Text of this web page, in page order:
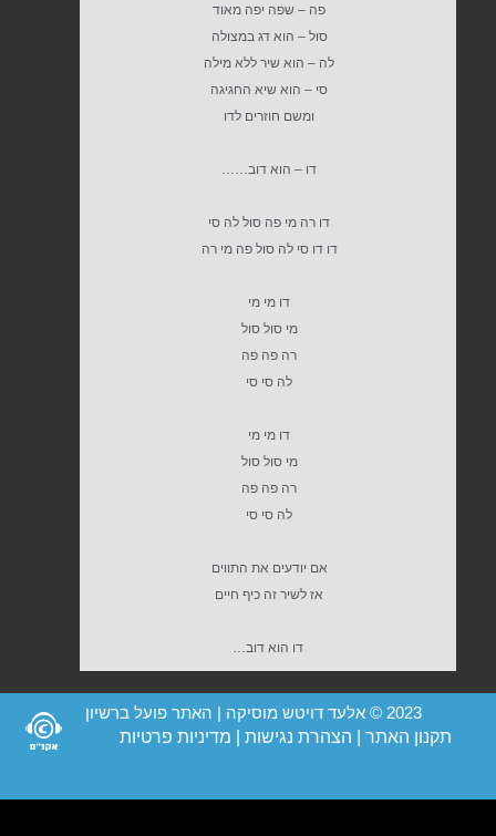
פה – שפה יפה מאוד
סול – הוא דג במצולה
לה – הוא שיר ללא מילה
סי – הוא שיא החגיגה
ומשם חוזרים לדו
דו – הוא דוב……
דו רה מי פה סול לה סי
דו דו סי לה סול פה מי רה
דו מי מי
מי סול סול
רה פה פה
לה סי סי
דו מי מי
מי סול סול
רה פה פה
לה סי סי
אם יודעים את התווים
אז לשיר זה כיף חיים
דו הוא דוב…
2023 © אלעד דויטש מוסיקה | האתר פועל ברשיון
תקנון האתר
הצהרת נגישות מדיניות פרטיות